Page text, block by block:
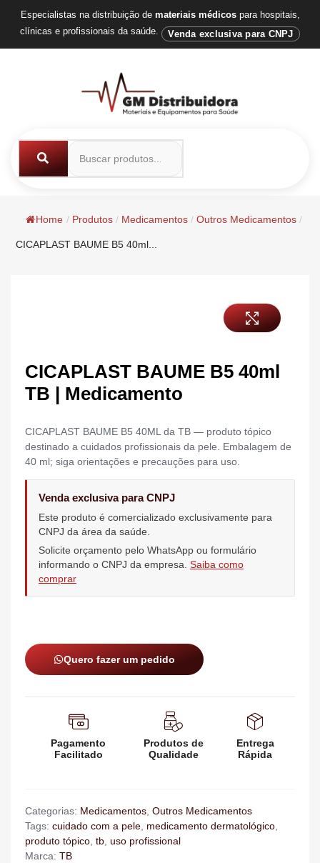
Especialistas na distribuição de materiais médicospara hospitais,
clínicas e profissionais da saúde.
Venda exclusiva para CNPJ
Home / Produtos / Medicamentos / Outros Medicamentos /
CICAPLAST BAUME B5 40ml...
CICAPLAST BAUME B5 40ml
TB | Medicamento
CICAPLAST BAUME B5 40ML da TB — produto tópico
destinado a cuidados profissionais da pele. Embalagem de
40 ml; siga orientações e precauções para uso.
Venda exclusiva para CNPJ
Este produto é comercializado exclusivamente para
CNPJ da área da saúde.
Solicite orçamento pelo WhatsApp ou formulário
informando o CNPJ da empresa. Saiba como
comprar
Quero fazer um pedido
Pagamento
Facilitado
Produtos de
Qualidade
Entrega
Rápida
Categorias: Medicamentos, Outros Medicamentos
Tags: cuidado com a pele, medicamento dermatológico,
produto tópico, tb, uso profissional
Marca: TB